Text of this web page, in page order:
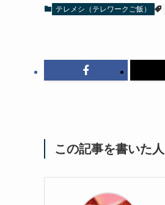
テレメシ（テレワークご飯）
この記事を書いた人